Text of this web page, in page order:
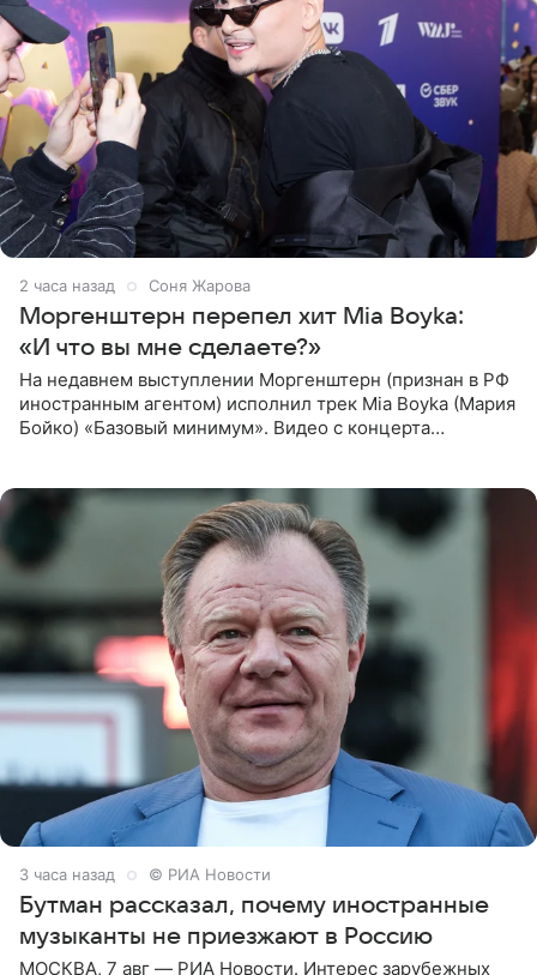
2 часа назад Соня Жарова
Моргенштерн перепел хит Mia Boyka:
«И что вы мне сделаете?»
На недавнем выступлении Моргенштерн (признан в РФ
иностранным агентом) исполнил трек Mia Boyka (Мария
Бойко) «Базовый минимум». Видео с концерта
3 часа назад © РИА Новости
Бутман рассказал, почему иностранные
музыканты не приезжают в Россию
МОСКВА, 7 авг — РИА Новости. Интерес зарубежных